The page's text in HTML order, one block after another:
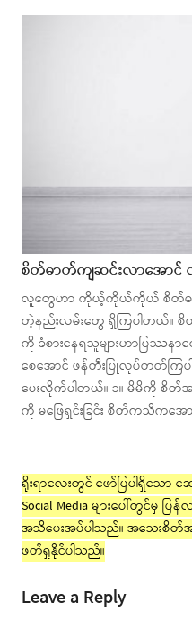
စိတ်ဓာတ်ကျဆင်းလာအောင်
လူတွေဟာ ကိုယ့်ကိုယ်ကိုယ် စိတ်ဓ
တဲ့နည်းလမ်းတွေ ရှိကြပါတယ်။ စိတ်ဓ
ကို ခံစားနေရသူများဟာပြဿန
စေအောင် ဖန်တီးပြုလုပ်တတ်ကြပ
ပေးလိုက်ပါတယ်။ ၁။ မိမိကို စိတ်
ကို မဖြေရှင်းခြင်း စိတ်ကသိကအေ
ရိုးရာလေးတွင် ဖော်ပြပါရှိသော ဆ
Social Media များပေါ်တွင်မှ ပ
အသိပေးအပ်ပါသည်။ အသေးစိတ်
ဖတ်ရှုနိုင်ပါသည်။
Leave a Reply